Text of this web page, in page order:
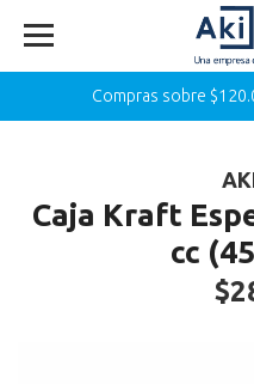
Compras sobre
Caja Kraft
cc